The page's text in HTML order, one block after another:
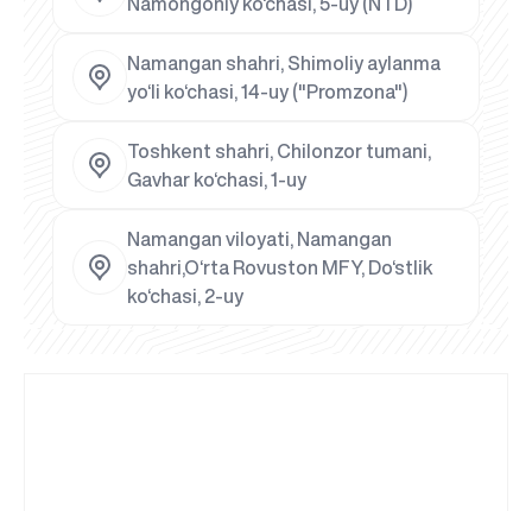
Namangan shahri, Shimoliy aylanma
yo‘li ko‘chasi, 14-uy ("Promzona")
Toshkent shahri, Chilonzor tumani,
Gavhar ko‘chasi, 1-uy
Namangan viloyati, Namangan
shahri,O‘rta Rovuston MFY, Do‘stlik
ko‘chasi, 2-uy